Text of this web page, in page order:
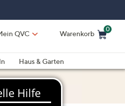
QVC Warenkorb
0
Haus & Garten